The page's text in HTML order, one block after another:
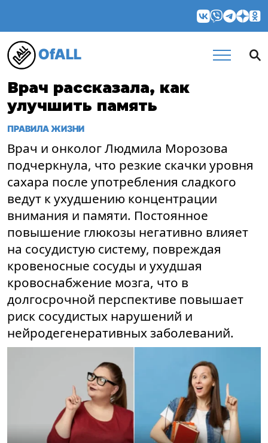
OfALL
Врач рассказала, как
улучшить память
ПРАВИЛА ЖИЗНИ
Врач и онколог Людмила Морозова
подчеркнула, что резкие скачки уровня
сахара после употребления сладкого
ведут к ухудшению концентрации
внимания и памяти. Постоянное
повышение глюкозы негативно влияет
на сосудистую систему, повреждая
кровеносные сосуды и ухудшая
кровоснабжение мозга, что в
долгосрочной перспективе повышает
риск сосудистых нарушений и
нейродегенеративных заболеваний.